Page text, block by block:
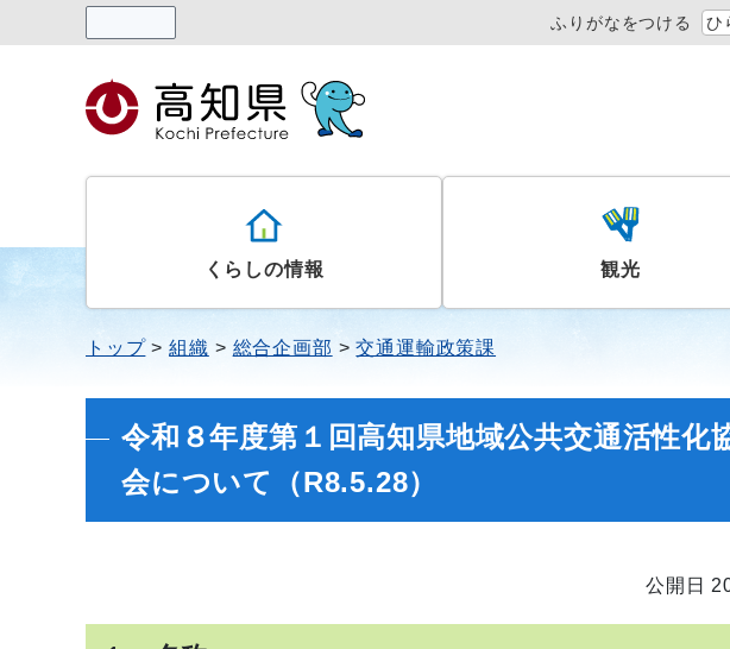
ふりがなをつける ひ
くらしの情報 観光
トップ 組織 総合企画部 交通運輸政策課
令和８年度第１回高知県地域公共交通活性化
会について（R8.5.28）
公開日